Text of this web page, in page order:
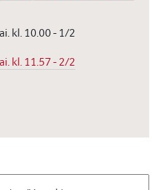
kl. 10.00 - 1/2
kl. 11.57 - 2/2